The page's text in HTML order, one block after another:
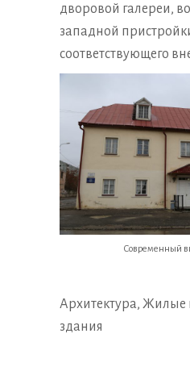
дворовой галереи,
западной
соответствующего
Современный
Архитектура, Жилые
здания